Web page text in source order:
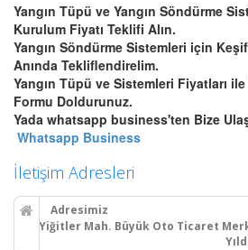
Yangın Tüpü ve Yangın Söndürme
Kurulum Fiyatı Teklifi Alın.
Yangın Söndürme Sistemleri için
Anında Tekliflendirelim.
Yangın Tüpü ve Sistemleri Fiyatları
Formu Doldurunuz.
Yada whatsapp business'ten Bize
Whatsapp Business
İletişim Adresleri
Adresimiz
Yiğitler Mah. Büyük Oto Ticaret
Yıldırım /